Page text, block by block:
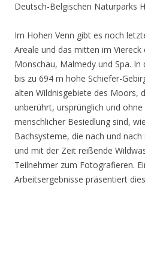
Deutsch-Belgischen Naturparks
Im Hohen Venn gibt es noch
Areale und das mitten im Viereck
Monschau, Malmedy und Spa.
bis zu 694 m hohe Schiefer-
alten Wildnisgebiete des Moors,
unberührt, ursprünglich und
menschlicher Besiedlung sind,
Bachsysteme, die nach und
und mit der Zeit reißende
Teilnehmer zum Fotografieren.
Arbeitsergebnisse präsentiert